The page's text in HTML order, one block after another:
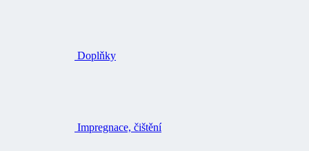
Doplňky
Impregnace, čištění